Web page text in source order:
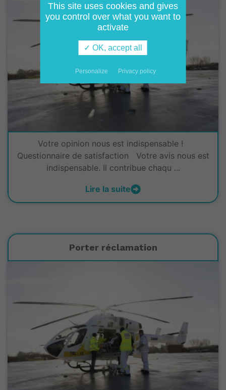
Votre opinion nous est indispensable !
Questionnaire de satisfaction Votre avis nous est
indispensable. Il contribue chaqu ...
Lire la suite
Porter réclamation
This site uses cookies and gives
you control over what you want to
activate
✓ OK, accept all
Personalize Privacy policy